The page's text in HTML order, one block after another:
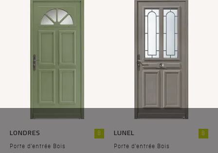
LONDRES
Porte d'entrée Bois
B LUNEL
Porte d'entrée Bois
B